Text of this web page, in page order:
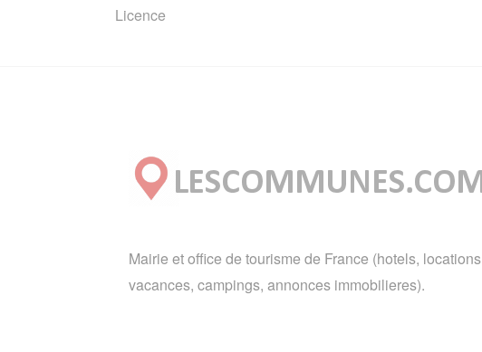
Licence
Mairie et office de tourisme de France (hotels,
vacances, campings, annonces immobilieres).